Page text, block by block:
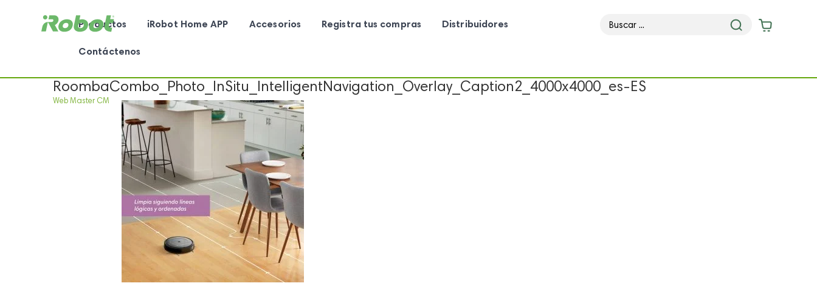
Productos iRobot Home APP Accesorios Registra tus compras Distribuidores
Contáctenos
RoombaCombo_Photo_InSitu_IntelligentNavigation_Overlay_Caption2_4000x4000_es-ES
Web Master CM